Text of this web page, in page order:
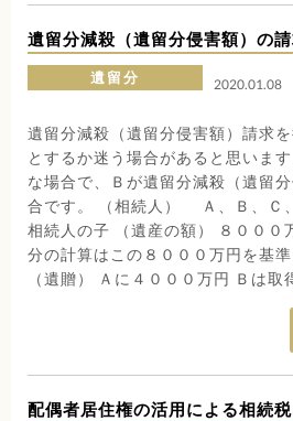
遺留分減殺（遺留分侵害額）の
遺留分 2020.01.08
遺留分減殺（遺留分侵害額）請求
とするか迷う場合があると思いま
な場合で、Ｂが遺留分減殺（遺留
合です。 （相続人） Ａ、Ｂ、Ｃ
相続人の子 （遺産の額） ８０００
分の計算はこの８０００万円を基準
（遺贈） Ａに４０００万円 Ｂは取
配偶者居住権の活用による相続